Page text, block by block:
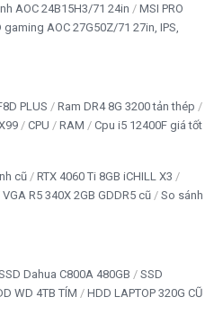
Chassis Fan, 1 x 24-pin ATX, 1
cáp SATA, sách hướng dẫn)
TFlà lựa chọn hoàn hảo
mạch chủ
AOC 24B15H3/71 24in
MSI PRO
gaming AOC 27G50Z/71 27in, IPS,
PLUS
Ram DR4 8G 3200 tản thép
CPU RAM Cpu i5 12400F giá tốt
cũ
RTX 4060 Ti 8GB iCHILL X3
VGA R5 340X 2GB GDDR5 cũ
So sánh
Dahua C800A 480GB
SSD
WD 4TB TÍM
HDD LAPTOP 320G CŨ